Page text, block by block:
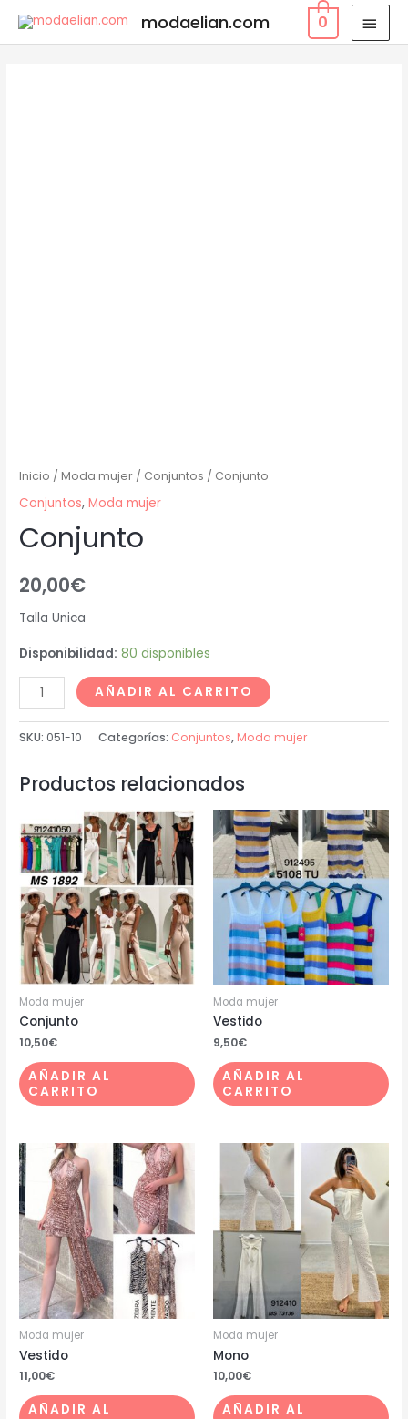
modaelian.com 0
Inicio /Moda mujer / Conjuntos / Conjunto
Conjuntos,Moda mujer
Conjunto
20,00€
Talla Unica
Disponibilidad: 80 disponibles
AÑADIR AL CARRITO
SKU: 051-10 Categorías: Conjuntos, Moda mujer
Productos relacionados
Moda mujer
Conjunto
10,50€
AÑADIR AL
CARRITO
Moda mujer
Vestido
9,50€
AÑADIR AL
CARRITO
Moda mujer
Vestido
11,00€
AÑADIR AL
Moda mujer
Mono
10,00€
AÑADIR AL